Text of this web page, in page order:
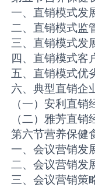
一、直销模式发
二、直销模式监
三、直销模式发
四、直销模式客
五、直销模式优
六、典型直销企
（一）安利直销
（二）雅芳直销
第六节营养保健
一、会议营销发
二、会议营销发
三、会议营销策